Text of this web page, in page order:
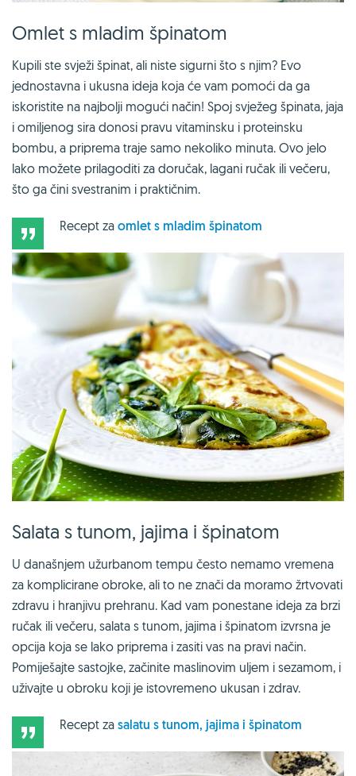
Omlet s mladim špinatom
Kupili ste svježi špinat, ali niste sigurni što s njim? Evo
jednostavna i ukusna ideja koja će vam pomoći da ga
iskoristite na najbolji mogući način! Spoj svježeg špinata, jaja
i omiljenog sira donosi pravu vitaminsku i proteinsku
bombu, a priprema traje samo nekoliko minuta. Ovo jelo
lako možete prilagoditi za doručak, lagani ručak ili večeru,
što ga čini svestranim i praktičnim.
Recept za omlet s mladim špinatom
Salata s tunom, jajima i špinatom
U današnjem užurbanom tempu često nemamo vremena
za komplicirane obroke, ali to ne znači da moramo žrtvovati
zdravu i hranjivu prehranu. Kad vam ponestane ideja za brzi
ručak ili večeru, salata s tunom, jajima i špinatom izvrsna je
opcija koja se lako priprema i zasiti vas na pravi način.
Pomiješajte sastojke, začinite maslinovim uljem i sezamom, i
uživajte u obroku koji je istovremeno ukusan i zdrav.
Recept za salatu s tunom, jajima i špinatom